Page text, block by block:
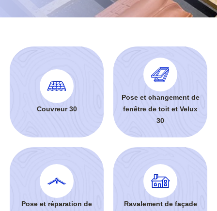
Couvreur 30
Pose et changement de
fenêtre de toit et Velux
30
Pose et réparation de
Ravalement de façade